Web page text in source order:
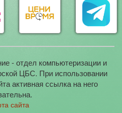
- отдел компьютеризации и
ЦБС. При использовании
активная ссылка на него
сайта